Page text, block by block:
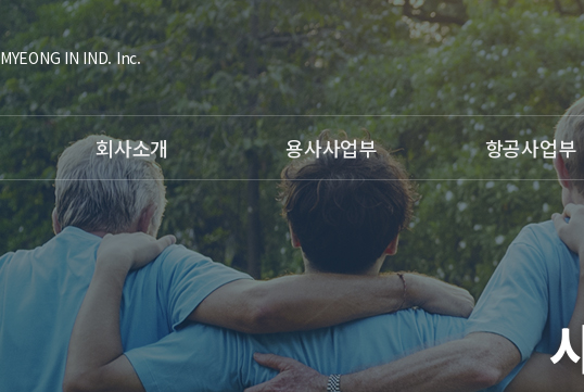
MYEONG IN IND. Inc.
회사소개
대표인사말
조직도
연혁
인증현황
주요고객사
비젼
용사사업부
공정소개
- HVOF Coating
- Plasma Coating
- Fusing Coating
- Arc Spray
- Hardfacing Welding
항공사업부
공정소개
- Tig Welding
- 형광침투검사
장비소개
항공사업부갤러리